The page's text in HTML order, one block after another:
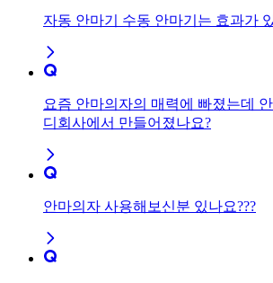
자동 안마기 수동 안마기는 효과가
요즘 안마의자의 매력에 빠졌는데
디회사에서 만들어졌나요?
안마의자 사용해보신분 있나요???